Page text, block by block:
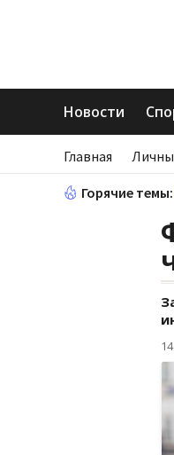
Новости
Главная
Горячие темы: